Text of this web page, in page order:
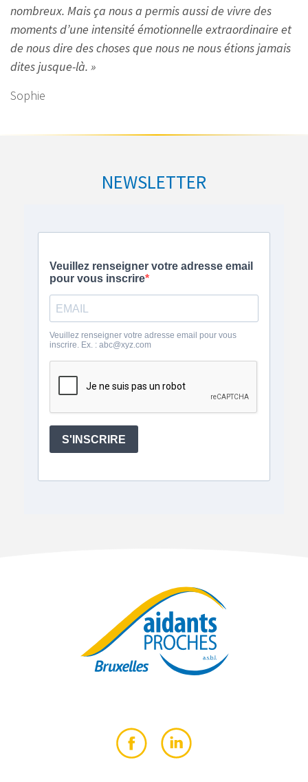
nombreux. Mais ça nous a permis aussi de vivre des
moments d’une intensité émotionnelle extraordinaire et
de nous dire des choses que nous ne nous étions jamais
dites jusque-là. »
Sophie
NEWSLETTER